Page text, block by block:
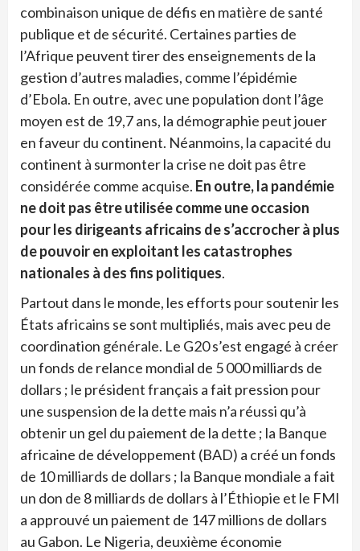
combinaison unique de défis en matière de santé
publique et de sécurité. Certaines parties de
l’Afrique peuvent tirer des enseignements de la
gestion d’autres maladies, comme l’épidémie
d’Ebola. En outre, avec une population dont l’âge
moyen est de 19,7 ans, la démographie peut jouer
en faveur du continent. Néanmoins, la capacité du
continent à surmonter la crise ne doit pas être
considérée comme acquise. En outre, la pandémie
ne doit pas être utilisée comme une occasion
pour les dirigeants africains de s’accrocher à plus
de pouvoir en exploitant les catastrophes
nationales à des fins politiques.
Partout dans le monde, les efforts pour soutenir les
États africains se sont multipliés, mais avec peu de
coordination générale. Le G20 s’est engagé à créer
un fonds de relance mondial de 5 000 milliards de
dollars ; le président français a fait pression pour
une suspension de la dette mais n’a réussi qu’à
obtenir un gel du paiement de la dette ; la Banque
africaine de développement (BAD) a créé un fonds
de 10 milliards de dollars ; la Banque mondiale a fait
un don de 8 milliards de dollars à l’Éthiopie et le FMI
a approuvé un paiement de 147 millions de dollars
au Gabon. Le Nigeria, deuxième économie